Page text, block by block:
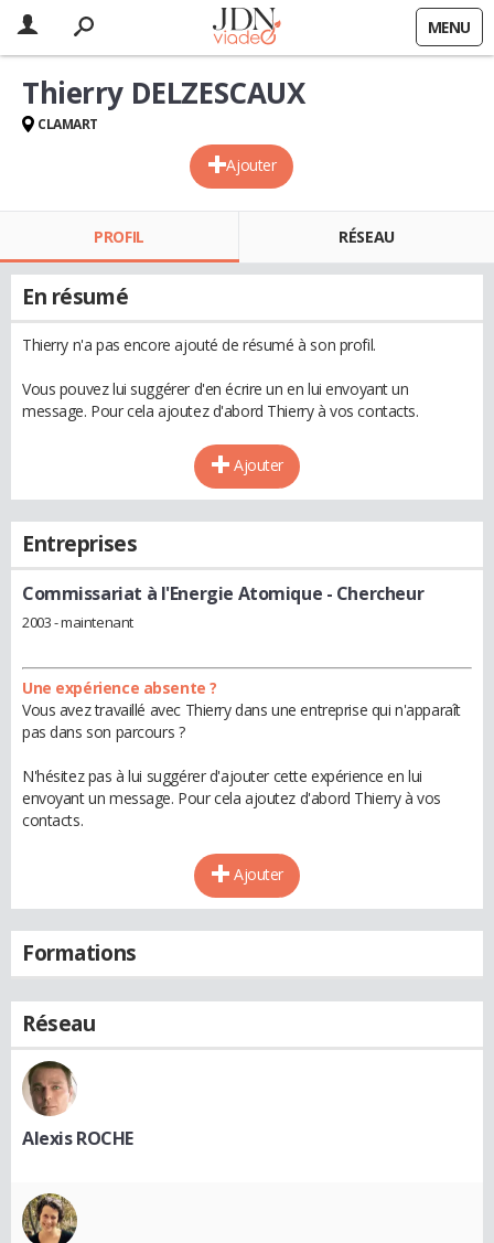
MENU
Ajouter
Thierry DELZESCAUX
CLAMART
PROFIL RÉSEAU
En résumé
Thierry n'a pas encore ajouté de résumé à son profil.
Vous pouvez lui suggérer d'en écrire un en lui envoyant un
message. Pour cela ajoutez d'abord Thierry à vos contacts.
Ajouter
Entreprises
Commissariat à l'Energie Atomique - Chercheur
2003 - maintenant
Une expérience absente ?
Vous avez travaillé avec Thierry dans une entreprise qui n'apparaît
pas dans son parcours ?
N'hésitez pas à lui suggérer d'ajouter cette expérience en lui
envoyant un message. Pour cela ajoutez d'abord Thierry à vos
contacts.
Ajouter
Formations
Réseau
Alexis ROCHE